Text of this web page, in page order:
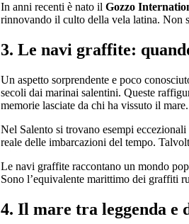
In anni recenti è nato il Gozzo
rinnovando il culto della vela latina. Non
3. Le navi graffite:
Un aspetto sorprendente e poco
secoli dai marinai salentini. Queste
memorie lasciate da chi ha vissuto il mare.
Nel Salento si trovano esempi
reale delle imbarcazioni del tempo.
Le navi graffite raccontano un mondo
Sono l’equivalente marittimo dei graffiti
4. Il mare tra leggenda e